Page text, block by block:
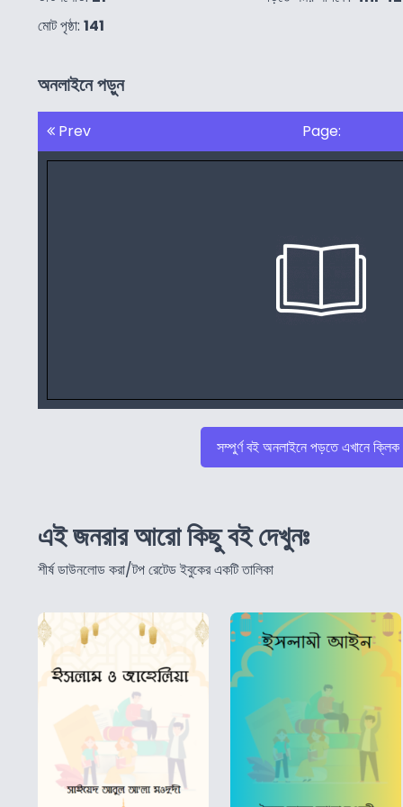
মোট পৃষ্ঠা: 141
অনলাইনে পড়ুন
Prev Page:
সম্পুর্ণ বই অনলাইনে পড়তে এখানে
এই জনরার আরো কিছু বই দেখুনঃ
শীর্ষ ডাউনলোড করা/টপ রেটেড ইবুকের একটি তালিকা